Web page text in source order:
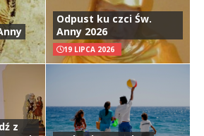
Odpust ku czci Św.
Anny 2026
19 LIPCA 2026
z